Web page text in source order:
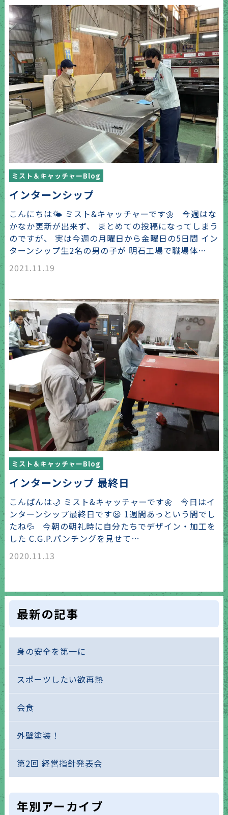
ミスト＆キャッチャーBlog
インターンシップ
こんにちは🌤 ミスト&キャッチャーです🌼 今週はな
かなか更新が出来ず、 まとめての投稿になってしまう
のですが、 実は今週の月曜日から金曜日の5日間 イン
ターンシップ生2名の男の子が 明石工場で職場体…
2021.11.19
ミスト＆キャッチャーBlog
インターンシップ 最終日
こんばんは🌙 ミスト&キャッチャーです🌼 今日はイ
ンターンシップ最終日です😦 1週間あっという間でし
たね💦 今朝の朝礼時に自分たちでデザイン・加工を
した C.G.P.パンチングを見せて…
2020.11.13
最新の記事
身の安全を第一に
スポーツしたい欲再熱
会食
外壁塗装！
第2回 経営指針発表会
年別アーカイブ